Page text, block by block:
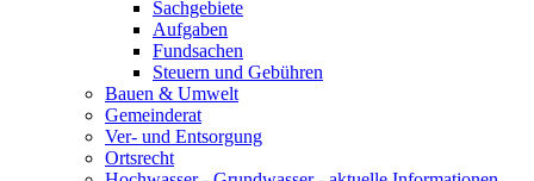
Sachgebiete
Aufgaben
Fundsachen
Steuern und Gebühren
Bauen & Umwelt
Gemeinderat
Ver- und Entsorgung
Ortsrecht